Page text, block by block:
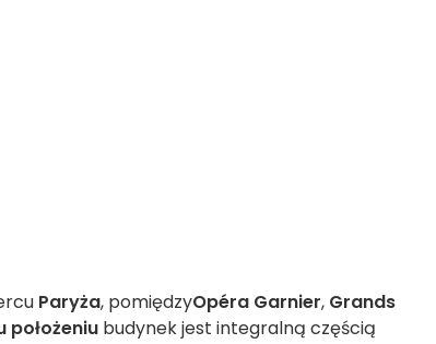
Paryża, pomiędzyOpéra Garnier, Grands
położeniu budynek jest integralną częścią